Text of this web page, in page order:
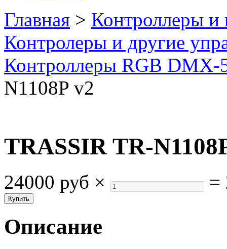
Главная > Контроллеры и
Контролеры и другие
Контроллеры RGB
N1108P v2
TRASSIR TR-
24000 руб × =
Описание